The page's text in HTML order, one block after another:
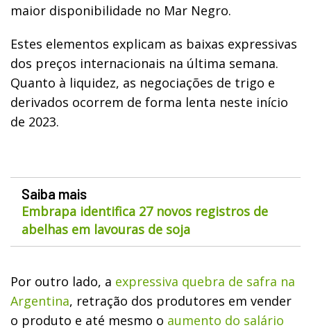
maior disponibilidade no Mar Negro.
Estes elementos explicam as baixas expressivas
dos preços internacionais na última semana.
Quanto à liquidez, as negociações de trigo e
derivados ocorrem de forma lenta neste início
de 2023.
Saiba mais
Embrapa identifica 27 novos registros de
abelhas em lavouras de soja
Por outro lado, a expressiva quebra de safra na
Argentina, retração dos produtores em vender
o produto e até mesmo o aumento do salário